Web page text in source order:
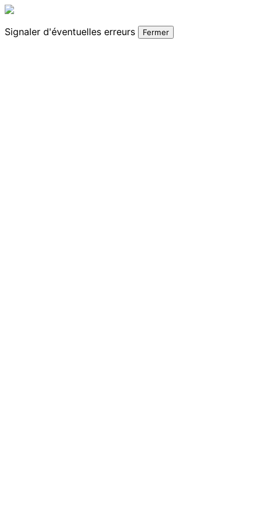
Signaler d'éventuelles erreurs Fermer